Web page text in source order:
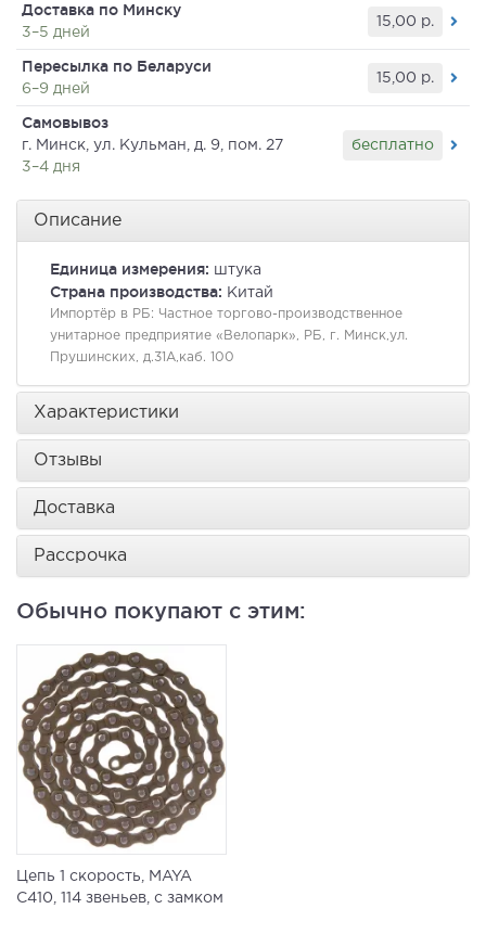
Доставка по Минску
3–5 дней
15,00 р.
Пересылка по Беларуси
6–9 дней
15,00 р.
Самовывоз
г. Минск, ул. Кульман, д. 9, пом. 27
3–4 дня
бесплатно
Описание
Единица измерения: штука
Страна производства: Китай
Импортёр в РБ: Частное торгово-производственное
унитарное предприятие «Велопарк», РБ, г. Минск,ул.
Прушинских, д.31А,каб. 100
Характеристики
Отзывы
Доставка
Рассрочка
Обычно покупают с этим:
Цепь 1 скорость, MAYA
C410, 114 звеньев, с замком